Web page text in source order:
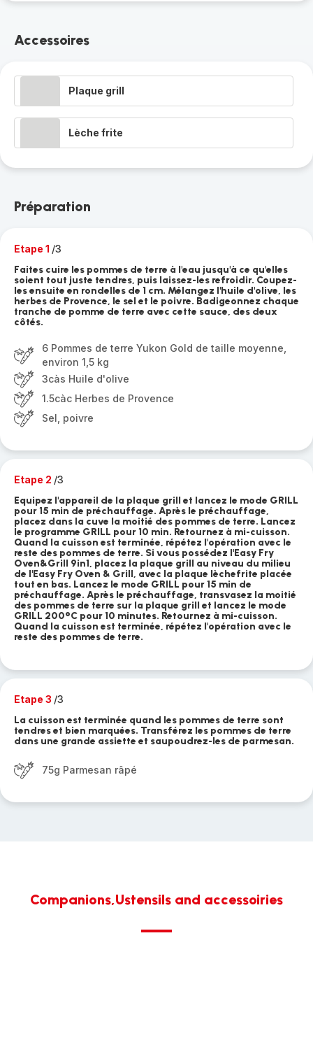
Accessoires
Plaque grill
Lèche frite
Préparation
Etape 1 /3
Faites cuire les pommes de terre à l'eau jusqu'à ce qu'elles
soient tout juste tendres, puis laissez-les refroidir. Coupez-
les ensuite en rondelles de 1 cm. Mélangez l'huile d'olive, les
herbes de Provence, le sel et le poivre. Badigeonnez chaque
tranche de pomme de terre avec cette sauce, des deux
côtés.
6 Pommes de terre Yukon Gold de taille moyenne,
environ 1,5 kg
3càs Huile d'olive
1.5càc Herbes de Provence
Sel, poivre
Etape 2 /3
Equipez l'appareil de la plaque grill et lancez le mode GRILL
pour 15 min de préchauffage. Après le préchauffage,
placez dans la cuve la moitié des pommes de terre. Lancez
le programme GRILL pour 10 min. Retournez à mi-cuisson.
Quand la cuisson est terminée, répétez l'opération avec le
reste des pommes de terre. Si vous possédez l'Easy Fry
Oven&Grill 9in1, placez la plaque grill au niveau du milieu
de l'Easy Fry Oven & Grill, avec la plaque lèchefrite placée
tout en bas. Lancez le mode GRILL pour 15 min de
préchauffage. Après le préchauffage, transvasez la moitié
des pommes de terre sur la plaque grill et lancez le mode
GRILL 200°C pour 10 minutes. Retournez à mi-cuisson.
Quand la cuisson est terminée, répétez l'opération avec le
reste des pommes de terre.
Etape 3 /3
La cuisson est terminée quand les pommes de terre sont
tendres et bien marquées. Transférez les pommes de terre
dans une grande assiette et saupoudrez-les de parmesan.
75g Parmesan râpé
Companions,Ustensils and accessoiries